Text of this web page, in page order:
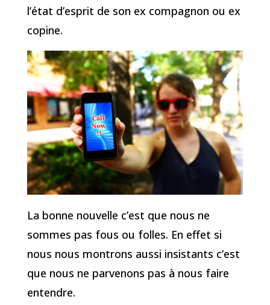
l’état d’esprit de son ex compagnon ou ex
copine.
La bonne nouvelle c’est que nous ne
sommes pas fous ou folles. En effet si
nous nous montrons aussi insistants c’est
que nous ne parvenons pas à nous faire
entendre.